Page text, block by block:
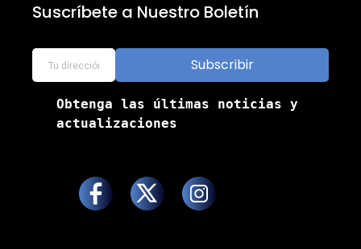
Suscríbete a Nuestro Boletín
Subscribir
Obtenga las últimas noticias y
actualizaciones